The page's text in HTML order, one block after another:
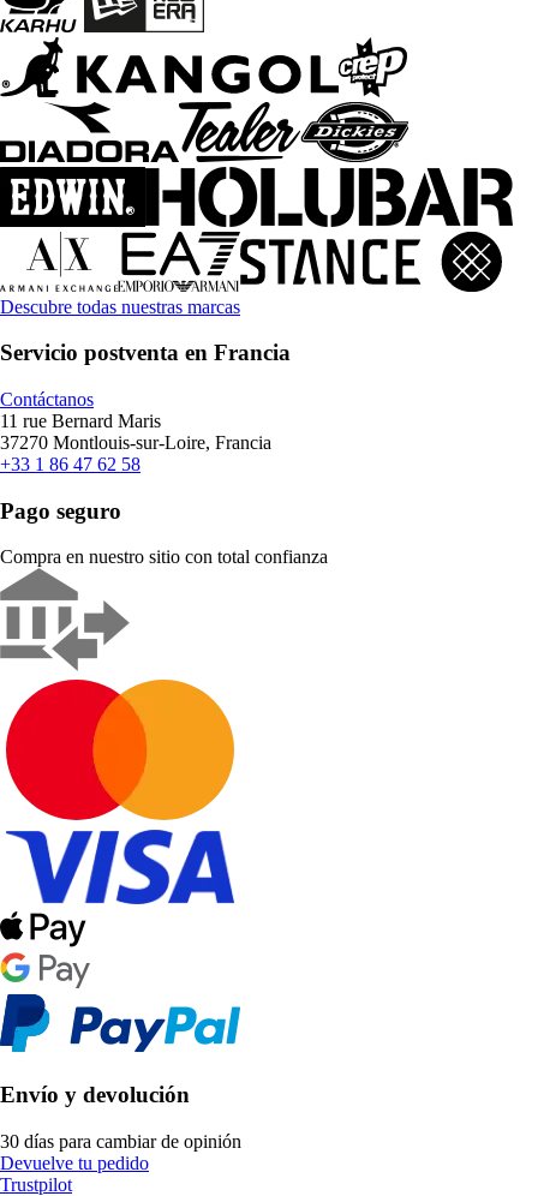
Descubre todas nuestras marcas
Servicio postventa en Francia
Contáctanos
11 rue Bernard Maris
37270 Montlouis-sur-Loire, Francia
+33 1 86 47 62 58
Pago seguro
Compra en nuestro sitio con total confianza
Envío y devolución
30 días para cambiar de opinión
Devuelve tu pedido
Trustpilot